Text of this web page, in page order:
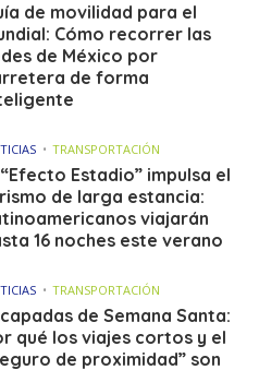
de movilidad para el
Cómo recorrer las
de México por
de forma
TRANSPORTACIÓN
“Efecto Estadio” impulsa el
de larga estancia:
viajarán
16 noches este verano
TRANSPORTACIÓN
de Semana Santa:
qué los viajes cortos y el
de proximidad” son